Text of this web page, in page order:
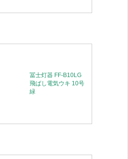
冨士灯器 FF-B10LG
飛ばし電気ウキ 10号
緑